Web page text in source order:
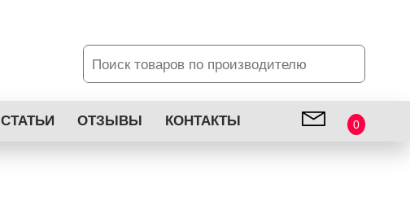
СТАТЬИ ОТЗЫВЫ КОНТАКТЫ 0